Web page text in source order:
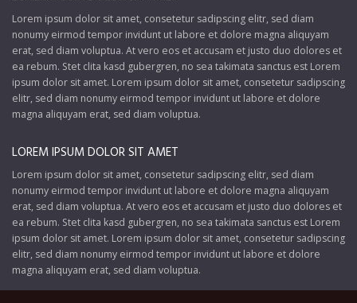
Lorem ipsum dolor sit amet, consetetur sadipscing elitr, sed diam
nonumy eirmod tempor invidunt ut labore et dolore magna aliquyam
erat, sed diam voluptua. At vero eos et accusam et justo duo dolores et
ea rebum. Stet clita kasd gubergren, no sea takimata sanctus est Lorem
ipsum dolor sit amet. Lorem ipsum dolor sit amet, consetetur sadipscing
elitr, sed diam nonumy eirmod tempor invidunt ut labore et dolore
magna aliquyam erat, sed diam voluptua.
LOREM IPSUM DOLOR SIT AMET
Lorem ipsum dolor sit amet, consetetur sadipscing elitr, sed diam
nonumy eirmod tempor invidunt ut labore et dolore magna aliquyam
erat, sed diam voluptua. At vero eos et accusam et justo duo dolores et
ea rebum. Stet clita kasd gubergren, no sea takimata sanctus est Lorem
ipsum dolor sit amet. Lorem ipsum dolor sit amet, consetetur sadipscing
elitr, sed diam nonumy eirmod tempor invidunt ut labore et dolore
magna aliquyam erat, sed diam voluptua.